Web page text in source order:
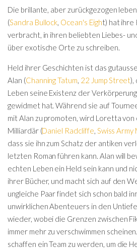
Die brillante, aber zurückgezogen
(Sandra Bullock, Ocean's Eight) hat ihre
verbracht, in ihren beliebten Liebes-
über exotische Orte zu schreiben.
Held ihrer Geschichten ist das
Alan (Channing Tatum, 22 Jump Street),
Leben seine Existenz der
gewidmet hat. Während sie auf
mit Alan zu promoten, wird Loretta
Milliardär (Daniel Radcliffe, Swiss Army
dass sie ihn zum Schatz der antiken
letzten Roman führen kann. Alan will
echten Leben ein Held sein kann und
ihrer Bücher, und macht sich auf den
ungleiche Paar findet sich schon bald
unwirklichen Abenteuers in den
wieder, wobei die Grenzen zwischen
immer mehr zu verschwimmen
schaffen ein Team zu werden, um die